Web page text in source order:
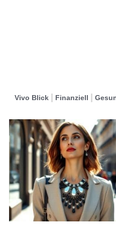
Vivo Blick Finanziell